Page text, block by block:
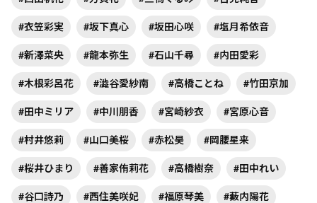
#衣笠彩実 #坂下真心 #坂田心咲 #塩月希依音
#新澤菜央 #龍本弥生 #石山千尋 #内田愛彩
#木根彩呂花 #澁谷愛紗南 #高橋ことね #竹田京加
#田中ミリア #中川朋香 #宮崎紗衣 #宮原心音
#村井悠莉 #山口美桜 #赤松昊 #岡腰星来
#桜井ひまり #善家侑莉花 #高橋樹奈 #田中れい
#谷口詩乃 #西住美咲妃 #福原琴美 #藪内陽花